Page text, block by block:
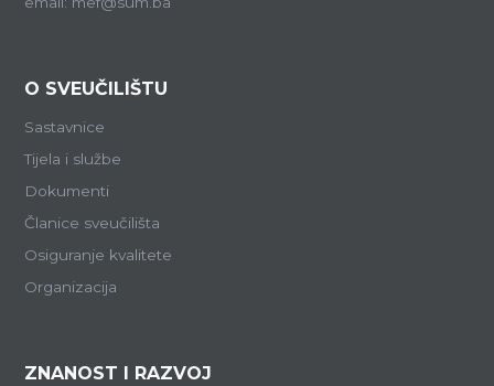
O SVEUČILIŠTU
Sastavnice
Tijela i službe
Dokumenti
Članice sveučilišta
Osiguranje kvalitete
Organizacija
ZNANOST I RAZVOJ